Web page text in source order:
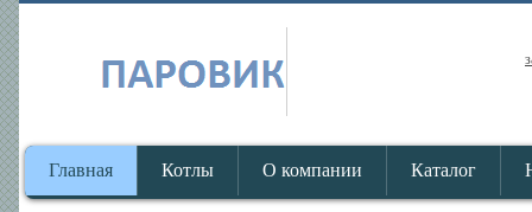
Главная Котлы О компании Каталог